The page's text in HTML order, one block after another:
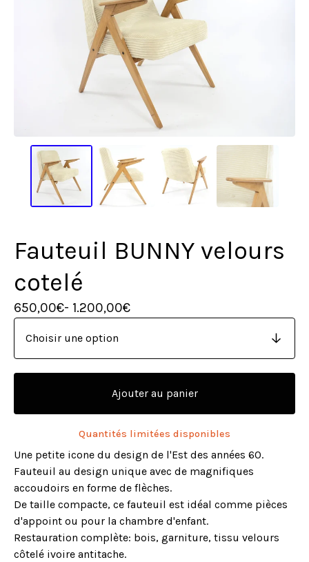
Fauteuil BUNNY velours
cotelé
650,00€- 1.200,00€
Ajouter au panier
Quantités limitées disponibles
Une petite icone du design de l'Est des années 60.
Fauteuil au design unique avec de magnifiques
accoudoirs en forme de flèches.
De taille compacte, ce fauteuil est idéal comme pièces
d'appoint ou pour la chambre d'enfant.
Restauration complète: bois, garniture, tissu velours
côtelé ivoire antitache.